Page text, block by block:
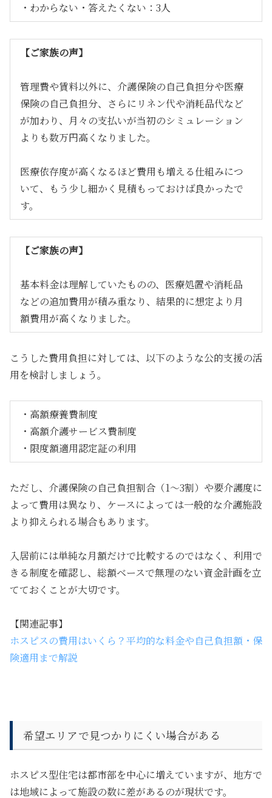
・わからない・答えたくない：3人
【ご家族の声】
管理費や賃料以外に、介護保険の自己負担分や医療
保険の自己負担分、さらにリネン代や消耗品代など
が加わり、月々の支払いが当初のシミュレーション
よりも数万円高くなりました。
医療依存度が高くなるほど費用も増える仕組みにつ
いて、もう少し細かく見積もっておけば良かったで
す。
【ご家族の声】
基本料金は理解していたものの、医療処置や消耗品
などの追加費用が積み重なり、結果的に想定より月
額費用が高くなりました。
こうした費用負担に対しては、以下のような公的支援の活
用を検討しましょう。
・高額療養費制度
・高額介護サービス費制度
・限度額適用認定証の利用
ただし、介護保険の自己負担割合（1〜3割）や要介護度に
よって費用は異なり、ケースによっては一般的な介護施設
より抑えられる場合もあります。
入居前には単純な月額だけで比較するのではなく、利用で
きる制度を確認し、総額ベースで無理のない資金計画を立
てておくことが大切です。
【関連記事】
ホスピスの費用はいくら？平均的な料金や自己負担額・保
険適用まで解説
希望エリアで見つかりにくい場合がある
ホスピス型住宅は都市部を中心に増えていますが、地方で
は地域によって施設の数に差があるのが現状です。